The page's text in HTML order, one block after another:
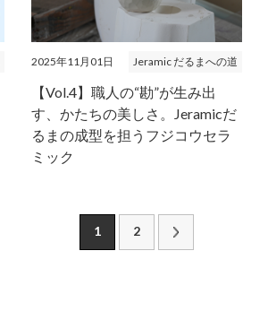
2025年11月01日 Jeramic だるまへの道
【Vol.4】職人の“勘”が生み出
す、かたちの美しさ。Jeramicだ
るまの成型を担うフジコウセラ
ミック
1 2